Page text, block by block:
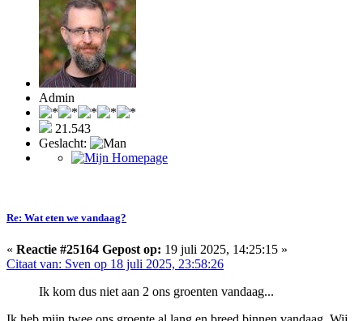
Admin
21.543
Geslacht:
Re: Wat eten we vandaag?
« Reactie #25164 Gepost op: 19 juli 2025, 14:25:15 »
Citaat van: Sven op 18 juli 2025, 23:58:26
Ik kom dus niet aan 2 ons groenten vandaag...